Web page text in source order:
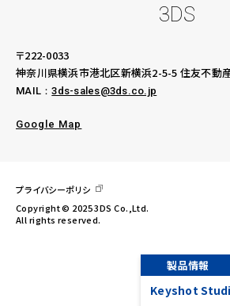
3DS
〒222-0033
神奈川県横浜市港北区新横浜2-5-5 住友不動
MAIL：3ds-sales@3ds.co.jp
Google Map
プライバシーポリシ
Copyright © 2025 3DS Co.,Ltd.
All rights reserved.
製品情報
Keyshot